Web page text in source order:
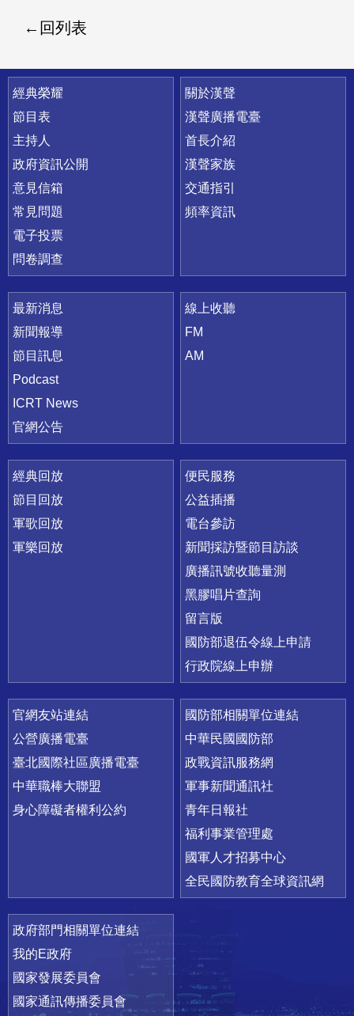
回列表
快速連結
經典榮耀
節目表
主持人
政府資訊公開
意見信箱
常見問題
電子投票
問卷調查
關於漢聲
漢聲廣播電臺
首長介紹
漢聲家族
交通指引
頻率資訊
最新消息
新聞報導
節目訊息
Podcast
ICRT News
官網公告
線上收聽
FM
AM
經典回放
節目回放
軍歌回放
軍樂回放
便民服務
公益插播
電台參訪
新聞採訪暨節目訪談
廣播訊號收聽量測
黑膠唱片查詢
留言版
國防部退伍令線上申請
行政院線上申辦
官網友站連結
公營廣播電臺
臺北國際社區廣播電臺
中華職棒大聯盟
身心障礙者權利公約
國防部相關單位連結
中華民國國防部
政戰資訊服務網
軍事新聞通訊社
青年日報社
福利事業管理處
國軍人才招募中心
全民國防教育全球資訊網
政府部門相關單位連結
我的E政府
國家發展委員會
國家通訊傳播委員會